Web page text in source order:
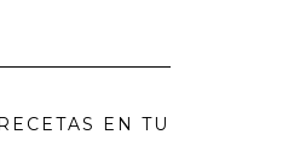
EN TU